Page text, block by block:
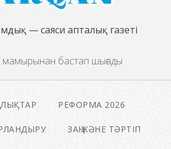
— саяси апталық газеті
мамырынан бастап шығады
РЕФОРМА 2026
ЗАҢ ЖӘНЕ ТӘРТІП